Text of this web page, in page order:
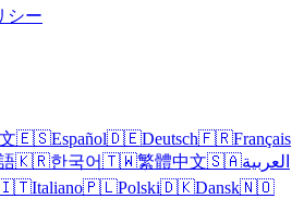
シー
🇪🇸Español🇩🇪Deutsch🇫🇷Français
🇰🇷한국어🇹🇼繁體中文🇸🇦العربية
Italiano🇵🇱Polski🇩🇰Dansk🇳🇴